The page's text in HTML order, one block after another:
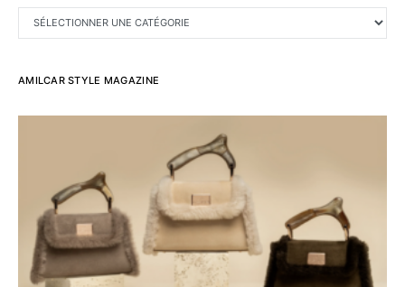
CATÉGORIES
AMILCAR STYLE MAGAZINE